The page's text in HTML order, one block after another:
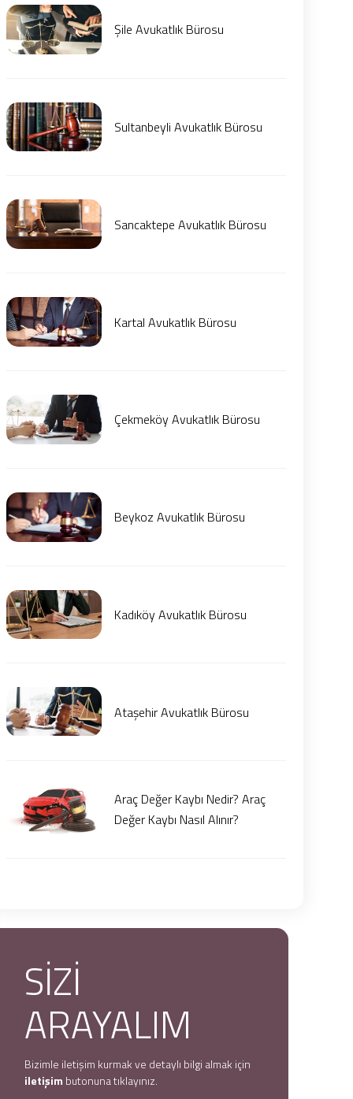
Şile Avukatlık Bürosu
Sultanbeyli Avukatlık Bürosu
Sancaktepe Avukatlık Bürosu
Kartal Avukatlık Bürosu
Çekmeköy Avukatlık Bürosu
Beykoz Avukatlık Bürosu
Kadıköy Avukatlık Bürosu
Ataşehir Avukatlık Bürosu
Araç Değer Kaybı Nedir? Araç
Değer Kaybı Nasıl Alınır?
SİZİ
ARAYALIM
Bizimle iletişim kurmak ve detaylı bilgi almak için
iletişim butonuna tıklayınız.